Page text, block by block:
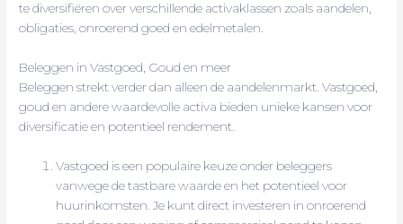
te diversifiëren over verschillende activaklassen zoals aandelen,
obligaties, onroerend goed en edelmetalen.
Beleggen in Vastgoed, Goud en meer
Beleggen strekt verder dan alleen de aandelenmarkt. Vastgoed,
goud en andere waardevolle activa bieden unieke kansen voor
diversificatie en potentieel rendement.
Vastgoed is een populaire keuze onder beleggers
vanwege de tastbare waarde en het potentieel voor
huurinkomsten. Je kunt direct investeren in onroerend